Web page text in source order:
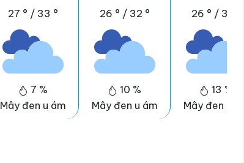
27 ° / 33 °
7 %
Mây đen u ám
26 ° / 32 °
10 %
Mây đen u ám
26 ° / 32 °
13 %
Mây đen u ám